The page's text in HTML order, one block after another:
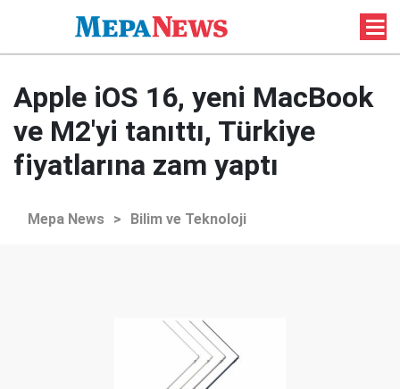
Apple iOS 16, yeni MacBook
ve M2'yi tanıttı, Türkiye
fiyatlarına zam yaptı
Mepa News > Bilim ve Teknoloji